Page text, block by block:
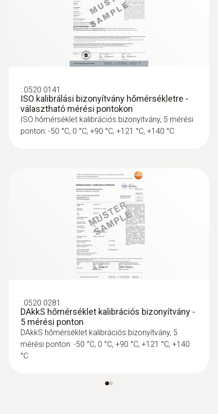
: 0520 0141
ISO kalibrálási bizonyítvány hőmérsékletre -
választható mérési pontokon
ISO hőmérséklet kalibrációs bizonyítvány, 5 mérési
ponton: -50 °C, 0 °C, +90 °C, +121 °C, +140 °C
: 0520 0281
DAkkS hőmérséklet kalibrációs bizonyítvány -
5 mérési ponton
DAkkS hőmérséklet kalibrációs bizonyítvány, 5
mérési ponton: -50 °C, 0 °C, +90 °C, +121 °C, +140
°C